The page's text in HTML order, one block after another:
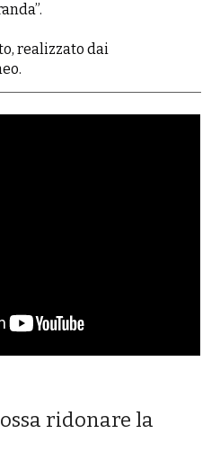
realizzato dai
ridonare la